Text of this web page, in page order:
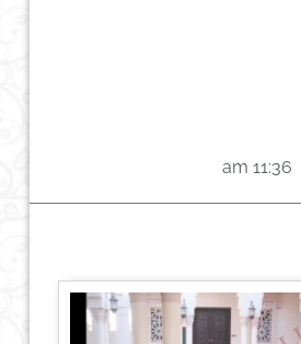
11:36 am